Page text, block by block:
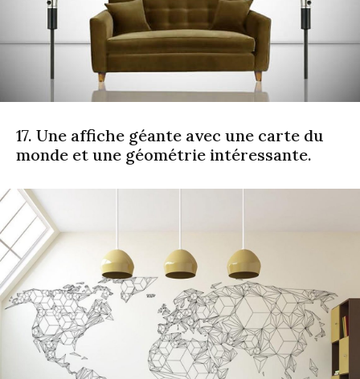
17. Une affiche géante avec une carte du
monde et une géométrie intéressante.